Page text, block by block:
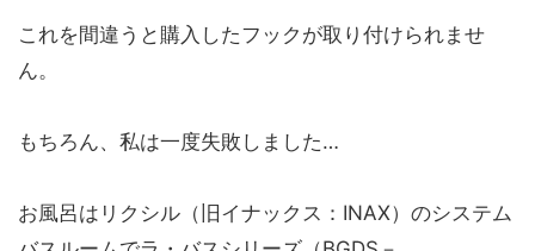
これを間違うと購入したフックが取り付けられませ
ん。
もちろん、私は一度失敗しました…
お風呂はリクシル（旧イナックス：INAX）のシステム